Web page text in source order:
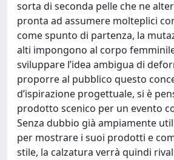
sorta di seconda pelle che ne
pronta ad assumere molteplici
come spunto di partenza, la
alti impongono al corpo
sviluppare l’idea ambigua di
proporre al pubblico questo
d’ispirazione progettuale, si è
prodotto scenico per un evento
Senza dubbio già ampiamente
per mostrare i suoi prodotti e
stile, la calzatura verrà quindi